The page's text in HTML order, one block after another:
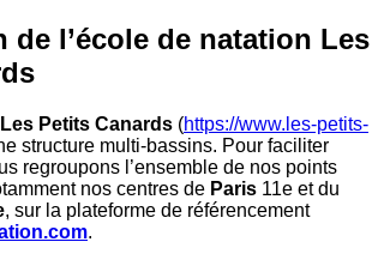
de l’école de natation Les
Les Petits Canards (https://www.les-petits-
structure multi-bassins. Pour faciliter
regroupons l’ensemble de nos points
nos centres de Paris 11e et du
, sur la plateforme de référencement
.